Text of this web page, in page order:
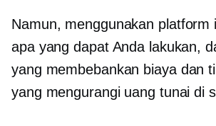
Namun, menggunakan platform
apa yang dapat Anda lakukan,
yang membebankan biaya dan
yang mengurangi uang tunai di